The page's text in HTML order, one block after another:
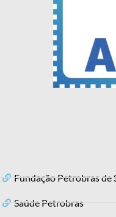
Fundação Petrobras de
Saúde Petrobras